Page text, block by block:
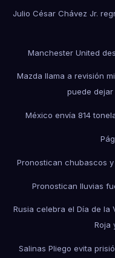
Julio César Chávez Jr.
Manchester United
Mazda llama a revisión
puede
México envía 814
Pronostican chubascos
Pronostican lluvias
Rusia celebra el Día de la
Roja
Salinas Pliego evita